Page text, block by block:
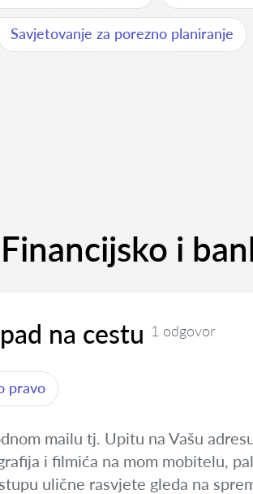
Savjetovanje za porezno planiranje
i
na cestu 1 odgovor
pravo
mailu tj. Upitu na Vašu
i filmića na mom mobitelu,
ulične rasvjete gleda na